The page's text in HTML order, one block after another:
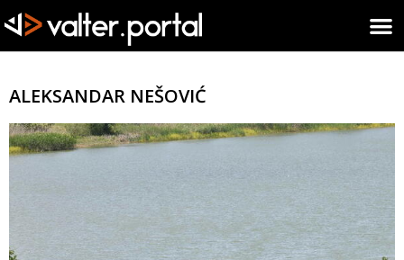
ALEKSANDAR NEŠOVIĆ